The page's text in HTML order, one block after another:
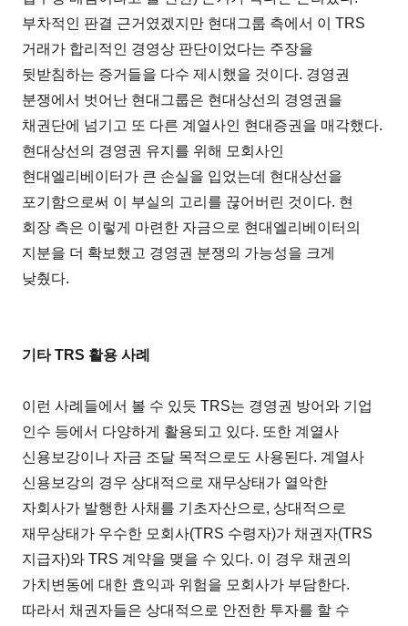
부차적인 판결 근거였겠지만 현대그룹 측에서 이 TRS
거래가 합리적인 경영상 판단이었다는 주장을
뒷받침하는 증거들을 다수 제시했을 것이다. 경영권
분쟁에서 벗어난 현대그룹은 현대상선의 경영권을
채권단에 넘기고 또 다른 계열사인 현대증권을 매각했다.
현대상선의 경영권 유지를 위해 모회사인
현대엘리베이터가 큰 손실을 입었는데 현대상선을
포기함으로써 이 부실의 고리를 끊어버린 것이다. 현
회장 측은 이렇게 마련한 자금으로 현대엘리베이터의
지분을 더 확보했고 경영권 분쟁의 가능성을 크게
낮췄다.
기타 TRS 활용 사례
이런 사례들에서 볼 수 있듯 TRS는 경영권 방어와 기업
인수 등에서 다양하게 활용되고 있다. 또한 계열사
신용보강이나 자금 조달 목적으로도 사용된다. 계열사
신용보강의 경우 상대적으로 재무상태가 열악한
자회사가 발행한 사채를 기초자산으로, 상대적으로
재무상태가 우수한 모회사(TRS 수령자)가 채권자(TRS
지급자)와 TRS 계약을 맺을 수 있다. 이 경우 채권의
가치변동에 대한 효익과 위험을 모회사가 부담한다.
따라서 채권자들은 상대적으로 안전한 투자를 할 수